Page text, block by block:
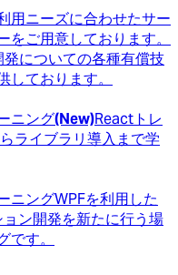
用ニーズに合わせたサー
をご用意しております。
発についての各種有償技
ております。
ニング(New)Reactトレ
ライブラリ導入まで学
ニングWPFを利用した
ン開発を新たに行う場
す。